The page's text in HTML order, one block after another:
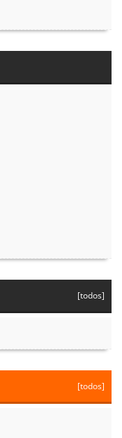
[todos]
[todos]